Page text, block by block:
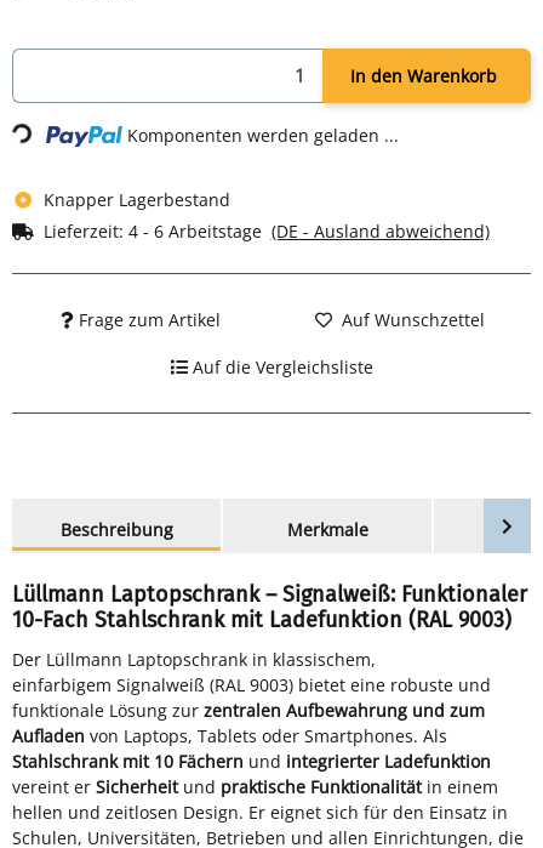
In den Warenkorb
Loading... Komponenten werden geladen ...
Knapper Lagerbestand
Lieferzeit: 4 - 6 Arbeitstage (DE - Ausland abweichend)
Frage zum Artikel Auf Wunschzettel
Auf die Vergleichsliste
Beschreibung
Merkmale
Lüllmann Laptopschrank – Signalweiß: Funktionaler
10-Fach Stahlschrank mit Ladefunktion (RAL 9003)
Der Lüllmann Laptopschrank in klassischem,
einfarbigem Signalweiß (RAL 9003) bietet eine robuste und
funktionale Lösung zur zentralen Aufbewahrung und zum
Aufladen von Laptops, Tablets oder Smartphones. Als
Stahlschrank mit 10 Fächern und integrierter Ladefunktion
vereint er Sicherheitund praktische Funktionalitätin einem
hellen und zeitlosen Design. Er eignet sich für den Einsatz in
Schulen, Universitäten, Betrieben und allen Einrichtungen, die